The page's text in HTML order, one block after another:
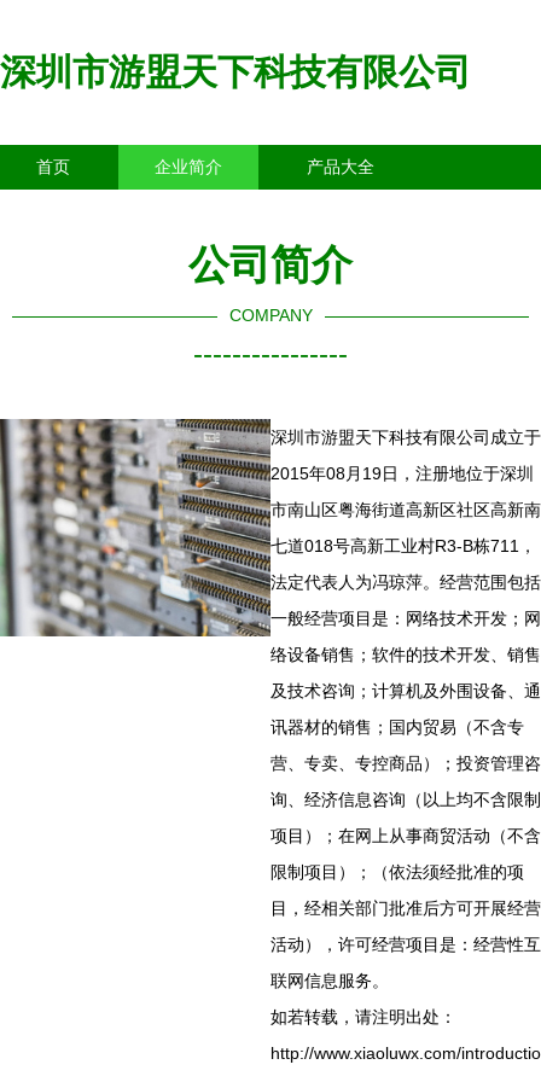
深圳市游盟天下科技有限公司
首页 企业简介 产品大全
公司简介
COMPANY
----------------
深圳市游盟天下科技有限公司成立于
2015年08月19日，注册地位于深圳
市南山区粤海街道高新区社区高新南
七道018号高新工业村R3-B栋711，
法定代表人为冯琼萍。经营范围包括
一般经营项目是：网络技术开发；网
络设备销售；软件的技术开发、销售
及技术咨询；计算机及外围设备、通
讯器材的销售；国内贸易（不含专
营、专卖、专控商品）；投资管理咨
询、经济信息咨询（以上均不含限制
项目）；在网上从事商贸活动（不含
限制项目）；（依法须经批准的项
目，经相关部门批准后方可开展经营
活动），许可经营项目是：经营性互
联网信息服务。
如若转载，请注明出处：
http://www.xiaoluwx.com/